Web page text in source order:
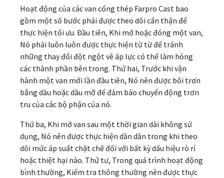
Hoạt động của các van cổng thép Farpro Cast bao
gồm một số bước phải được theo dõi cẩn thận để
thực hiện tối ưu. Đầu tiên, Khi mở hoặc đóng một van,
Nó phải luôn luôn được thực hiện từ từ để tránh
những thay đổi đột ngột về áp lực có thể làm hỏng
các thành phần bên trong. Thứ hai, Trước khi vận
hành một van mới lần đầu tiên, Nó nên được bôi trơn
bằng dầu hoặc dầu mỡ để đảm bảo chuyển động trơn
tru của các bộ phận của nó.
Thứ ba, Khi mở van sau một thời gian dài không sử
dụng, Nó nên được thực hiện dần dần trong khi theo
dõi mức áp suất chặt chẽ đối với bất kỳ dấu hiệu rò rỉ
hoặc thiệt hại nào. Thứ tư, Trong quá trình hoạt động
bình thường, Kiểm tra thông thường nên được thực